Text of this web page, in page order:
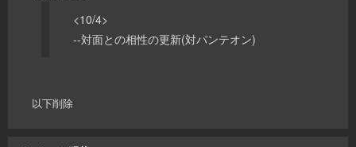
<10/4>
--対面との相性の更新(対パンテオン)
以下削除